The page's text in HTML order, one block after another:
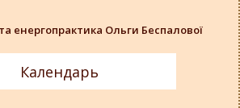
енергопрактика Ольги Беспалової
Календарь